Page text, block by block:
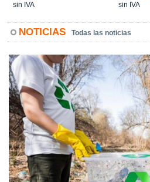
sin IVA sin IVA
NOTICIAS Todas las noticias